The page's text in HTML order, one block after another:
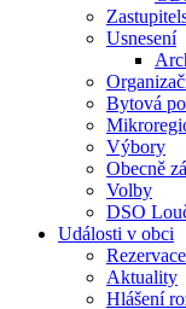
Usnesení
Bytová
Výbory
Obecně
Volby
DSO
Události v obci
Aktuality
Hlášení